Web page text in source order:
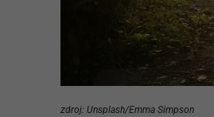
zdroj: Unsplash/Emma Simpson